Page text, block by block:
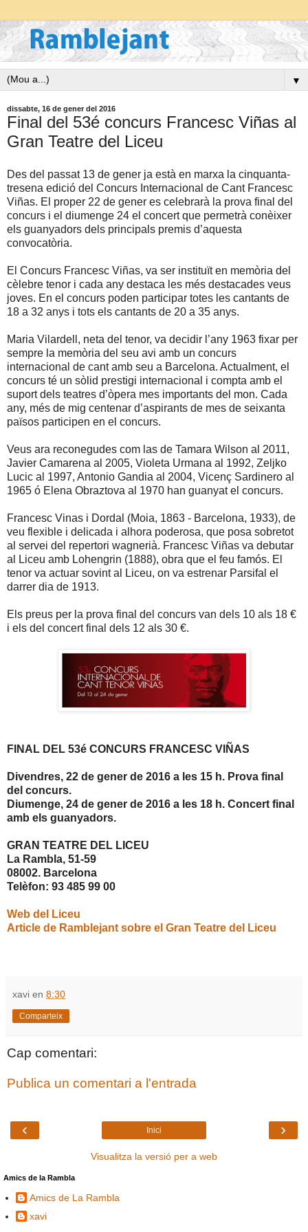
▼
dissabte, 16 de gener del 2016
Final del 53é concurs Francesc Viñas al
Gran Teatre del Liceu
Des del passat 13 de gener ja està en marxa la cinquanta-
tresena edició del Concurs Internacional de Cant Francesc
Viñas. El proper 22 de gener es celebrarà la prova final del
concurs i el diumenge 24 el concert que permetrà conèixer
els guanyadors dels principals premis d’aquesta
convocatòria.
El Concurs Francesc Viñas, va ser instituït en memòria del
cèlebre tenor i cada any destaca les més destacades veus
joves. En el concurs poden participar totes les cantants de
18 a 32 anys i tots els cantants de 20 a 35 anys.
Maria Vilardell, neta del tenor, va decidir l’any 1963 fixar per
sempre la memòria del seu avi amb un concurs
internacional de cant amb seu a Barcelona. Actualment, el
concurs té un sòlid prestigi internacional i compta amb el
suport dels teatres d’òpera mes importants del mon. Cada
any, més de mig centenar d’aspirants de mes de seixanta
països participen en el concurs.
Veus ara reconegudes com las de Tamara Wilson al 2011,
Javier Camarena al 2005, Violeta Urmana al 1992, Zeljko
Lucic al 1997, Antonio Gandia al 2004, Vicenç Sardinero al
1965 ó Elena Obraztova al 1970 han guanyat el concurs.
Francesc Vinas i Dordal (Moia, 1863 - Barcelona, 1933), de
veu flexible i delicada i alhora poderosa, que posa sobretot
al servei del repertori wagnerià. Francesc Viñas va debutar
al Liceu amb Lohengrin (1888), obra que el feu famós. El
tenor va actuar sovint al Liceu, on va estrenar Parsifal el
darrer dia de 1913.
Els preus per la prova final del concurs van dels 10 als 18 €
i els del concert final dels 12 als 30 €.
FINAL DEL 53é CONCURS FRANCESC VIÑAS
Divendres, 22 de gener de 2016 a les 15 h. Prova final
del concurs.
Diumenge, 24 de gener de 2016 a les 18 h. Concert final
amb els guanyadors.
GRAN TEATRE DEL LICEU
La Rambla, 51-59
08002. Barcelona
Telèfon: 93 485 99 00
Web del Liceu
Article de Ramblejant sobre el Gran Teatre del Liceu
xavi en 8:30
Comparteix
Cap comentari:
Publica un comentari a l'entrada
‹ ›
Inici
Visualitza la versió per a web
Amics de la Rambla
Amics de La Rambla
xavi